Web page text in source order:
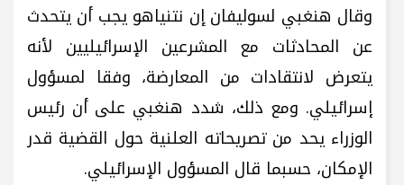
وقال هنغبي لسوليفان إن نتنياهو يجب أن يتحدث
عن المحادثات مع المشرعين الإسرائيليين لأنه
يتعرض لانتقادات من المعارضة، وفقا لمسؤول
إسرائيلي. ومع ذلك، شدد هنغبي على أن رئيس
الوزراء يحد من تصريحاته العلنية حول القضية قدر
الإمكان، حسبما قال المسؤول الإسرائيلي.